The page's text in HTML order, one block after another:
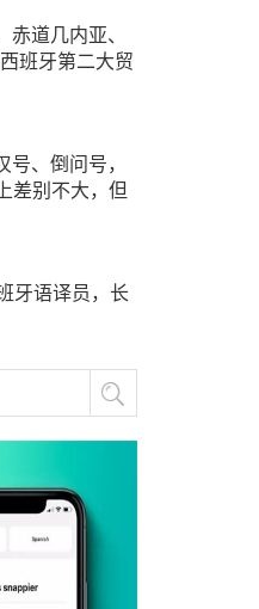
道几内亚、
班牙第二大贸
、倒问号，
差别不大，但
牙语译员，长